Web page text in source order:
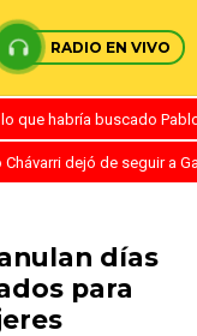
RADIO EN VIVO
que habría buscado
Chávarri dejó de seguir a
días
para